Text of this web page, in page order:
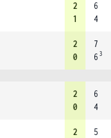
2
1
6
4
2
0
7
6 3
2
0
6
4
2
5